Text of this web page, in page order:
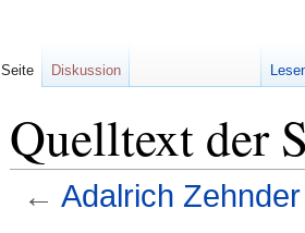
Quelltext der
← Adalrich Zehnder
Seite Diskussion